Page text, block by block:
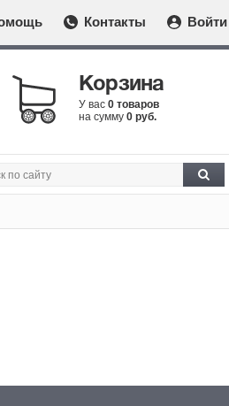
Контакты Войти
Корзина
У вас 0 товаров
на сумму 0 руб.